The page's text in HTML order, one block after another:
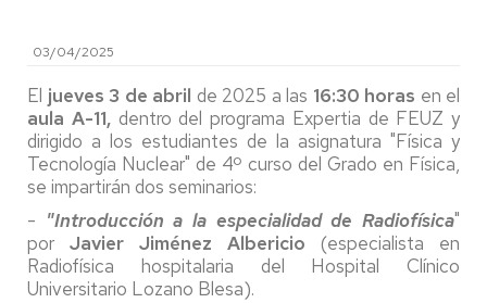
03/04/2025
El jueves 3 de abril de 2025 a las 16:30 horas en el
aula A-11,dentro del programa Expertia de FEUZ y
dirigido a los estudiantes de la asignatura "Física y
Tecnología Nuclear" de 4º curso del Grado en Física,
se impartirán dos seminarios:
- "Introducción a la especialidad de Radiofísica"
por Javier Jiménez Albericio (especialista en
Radiofísica hospitalaria del Hospital Clínico
Universitario Lozano Blesa).